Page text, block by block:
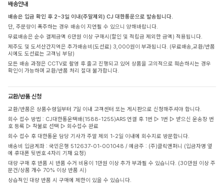
배송안내
배송은 입금 확인 후 2~3일 이내(주말제외) CJ 대한통운으로 발송됩니다.
단, 주문량이 폭주하는 경우 배송이 지연될 수 있으니 양해바랍니다.
무료배송은 순수 결제금액 6만원 이상 구매시(할인 및 적립금 제외한 금액) 적용됩니다.
제주도 및 도서산간지역은 추가배송비(도선료) 3,000원이 부과됩니다. (무료배송,교환/반품
시에도 도선료는 고객님 부담)
모든 배송 과정은 CCTV로 촬영 후 출고 진행되고 있어 상품을 고의적으로 훼손하시는 경우
확인이 가능하며 교환/반품 처리 절대 불가합니다.
교환/반품 신청
교환/반품은 상품수령일부터 7일 이내 고객센터 또는 게시판으로 신청해주셔야 합니다.
회수 접수 방법 : CJ대한통운택배(1588-1255)ARS 연결 후 1번 ▷ 1번 ▷ 받으신 운송장 번
호 등록 ▷ 착불로 선택 ▷ 회수접수 완료
회수 접수 후 대한통운 담당 기사가 주말 제외 1-2일 이내에 회수지로 방문합니다.
배송비 입금계좌 : 국민은행 512637-01-001048 / 예금주 : (주)클릭앤퍼니 (입금자명 옆
에 휴대폰 뒷번호 4자리 기재 요청)
대량 구매 후 반품 시 반품 수거 비용이 1만원 이상 추가 부과될 수 있습니다. (30만원 이상 주
문건/상품 개수 70% 이상 반품 시)
상습적인 대량 반품 시 구매에 제한이 있을 수 있습니다.